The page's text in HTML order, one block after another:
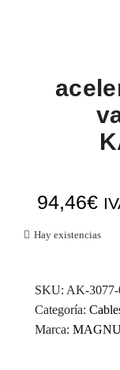
94,46€
Hay existencias
SKU: AK-3077-
Categoría:
Marca: